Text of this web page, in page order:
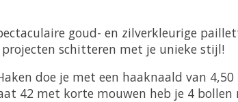
goud- en zilverkleurige
schitteren met je unieke stijl!
doe je met een haaknaald van
42 met korte mouwen heb je 4